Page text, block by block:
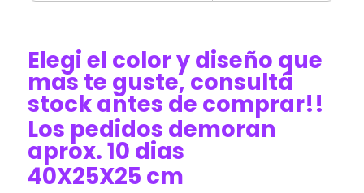
Elegi el color y diseño que
mas te guste, consultá
stock antes de comprar!!
Los pedidos demoran
aprox. 10 dias
40X25X25 cm